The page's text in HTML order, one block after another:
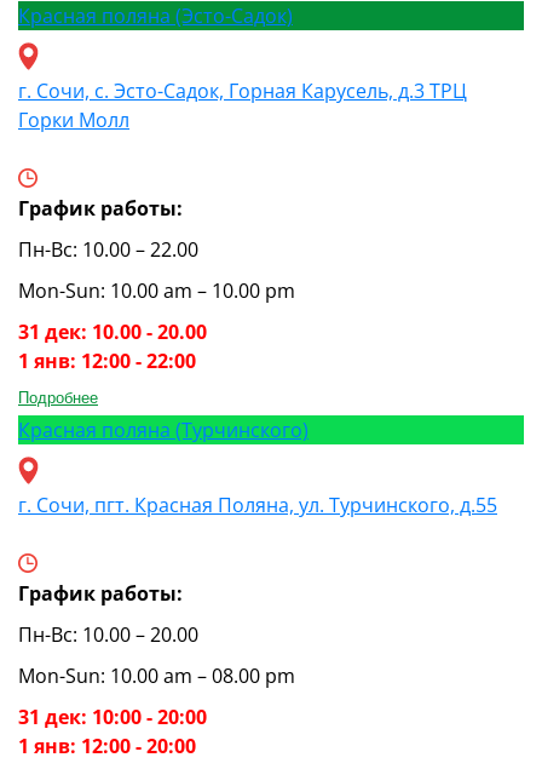
Красная поляна (Эсто-Садок)
г. Сочи, с. Эсто-Садок, Горная Карусель, д.3 ТРЦ
Горки Молл
График работы:
Пн-Вс: 10.00 – 22.00
Mon-Sun: 10.00 am – 10.00 pm
31 дек: 10.00 - 20.00
1 янв: 12:00 - 22:00
Подробнее
Красная поляна (Турчинского)
г. Сочи, пгт. Красная Поляна, ул. Турчинского, д.55
График работы:
Пн-Вс: 10.00 – 20.00
Mon-Sun: 10.00 am – 08.00 pm
31 дек: 10:00 - 20:00
1 янв: 12:00 - 20:00